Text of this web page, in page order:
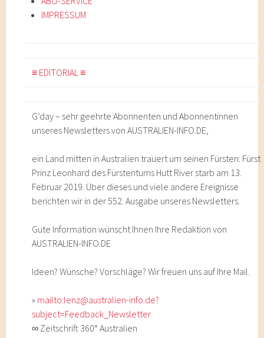
IMPRESSUM
≡ EDITORIAL ≡
G’day – sehr geehrte Abonnenten und Abonnentinnen
unseres Newsletters von AUSTRALIEN-INFO.DE,
ein Land mitten in Australien trauert um seinen Fürsten: Fürst
Prinz Leonhard des Fürstentums Hutt River starb am 13.
Februar 2019. Über dieses und viele andere Ereignisse
berichten wir in der 552. Ausgabe unseres Newsletters.
Gute Information wünscht Ihnen Ihre Redaktion von
AUSTRALIEN-INFO.DE
Ideen? Wünsche? Vorschläge? Wir freuen uns auf Ihre Mail.
» mailto:lenz@australien-info.de?
subject=Feedback_Newsletter
∞ Zeitschrift 360° Australien